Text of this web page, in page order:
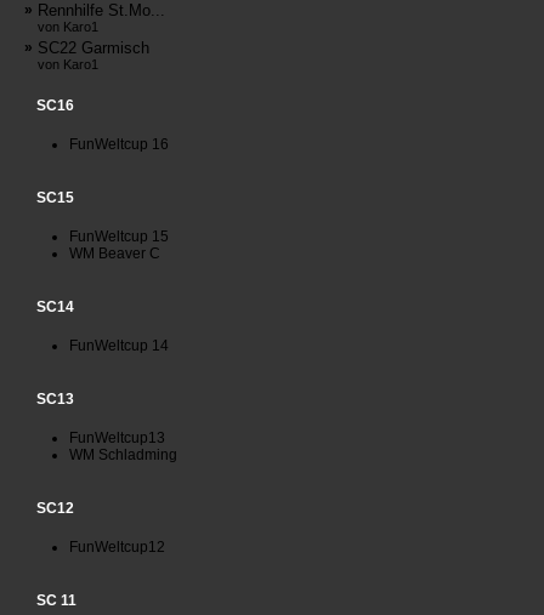
» Rennhilfe St.Mo...
von Karo1
» SC22 Garmisch
von Karo1
SC16
FunWeltcup 16
SC15
FunWeltcup 15
WM Beaver C
SC14
FunWeltcup 14
SC13
FunWeltcup13
WM Schladming
SC12
FunWeltcup12
SC 11